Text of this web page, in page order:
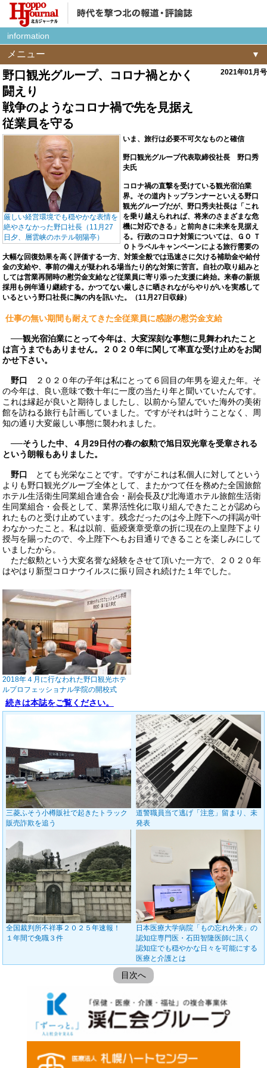
information
メニュー
野口観光グループ、コロナ禍とかく
闘えり
戦争のようなコロナ禍で先を見据え
従業員を守る
2021年01月号
厳しい経営環境でも穏やかな表情を
絶やさなかった野口社長（11月27
日夕、層雲峡のホテル朝陽亭）
いま、旅行は必要不可欠なものと確信
野口観光グループ代表取締役社長 野口秀
夫氏
コロナ禍の直撃を受けている観光宿泊業
界。その道内トップランナーといえる野口
観光グループだが、野口秀夫社長は「これ
を乗り越えられれば、将来のさまざまな危
機に対応できる」と前向きに未来を見据え
る。行政のコロナ対策については、ＧＯ Ｔ
Ｏトラベルキャンペーンによる旅行需要の
大幅な回復効果を高く評価する一方、対策全般では迅速さに欠ける補助金や給付
金の支給や、事前の備えが疑われる場当たり的な対策に苦言。自社の取り組みと
しては営業再開時の慰労金支給など従業員に寄り添った支援に終始。来春の新規
採用も例年通り継続する。かつてない厳しさに晒されながらやりがいを実感して
いるという野口社長に胸の内を訊いた。（11月27日収録）
仕事の無い期間も耐えてきた全従業員に感謝の慰労金支給
──観光宿泊業にとって今年は、大変深刻な事態に見舞われたこと
は言うまでもありません。２０２０年に関して率直な受け止めをお聞
かせ下さい。
野口
２０２０年の子年は私にとって６回目の年男を迎えた年。そ
の今年は、良い意味で数十年に一度の当たり年と聞いていたんです。
これは縁起が良いと期待しましたし、以前から望んでいた海外の美術
館を訪ねる旅行も計画していました。ですがそれは叶うことなく、周
知の通り大変厳しい事態に襲われました。
──そうした中、４月29日付の春の叙勲で旭日双光章を受章される
という朗報もありました。
野口 とても光栄なことです。ですがこれは私個人に対してという
よりも野口観光グループ全体として、またかつて任を務めた全国旅館
ホテル生活衛生同業組合連合会・副会長及び北海道ホテル旅館生活衛
生同業組合・会長として、業界活性化に取り組んできたことが認めら
れたものと受け止めています。残念だったのは今上陛下への拝謁が叶
わなかったこと。私は以前、藍綬褒章受章の折に現在の上皇陛下より
授与を賜ったので、今上陛下へもお目通りできることを楽しみにして
いましたから。
ただ叙勲という大変名誉な経験をさせて頂いた一方で、２０２０年
はやはり新型コロナウイルスに振り回され続けた１年でした。
2018年４月に行なわれた野口観光ホテ
ルプロフェッショナル学院の開校式
続きは本誌をご覧ください。
三菱ふそう小樽販社で起きたトラック
販売詐欺を追う
道警職員当て逃げ「注意」留まり、未
発表
全国裁判所不祥事２０２５年速報！
１年間で免職３件
日本医療大学病院「もの忘れ外来」の
認知症専門医・石田智隆医師に訊く
認知症でも穏やかな日々を可能にする
医療と介護とは
目次へ